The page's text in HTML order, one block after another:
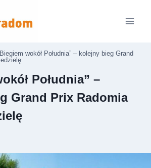
„Biegiem wokół Południa” – kolejny bieg Grand
Południa” –
Grand Prix Radomia